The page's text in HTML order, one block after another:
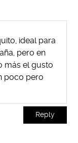
ideal para
pero en
más el gusto
poco pero
Reply